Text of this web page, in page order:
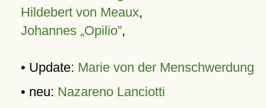
Hildebert von Meaux,
Johannes „Opilio”,
• Update: Marie von der Menschwerdung
• neu: Nazareno Lanciotti